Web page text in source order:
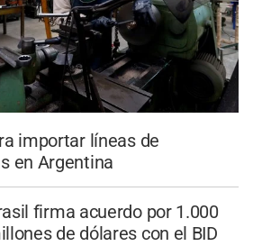
importar líneas de
en Argentina
firma acuerdo por 1.000
de dólares con el BID